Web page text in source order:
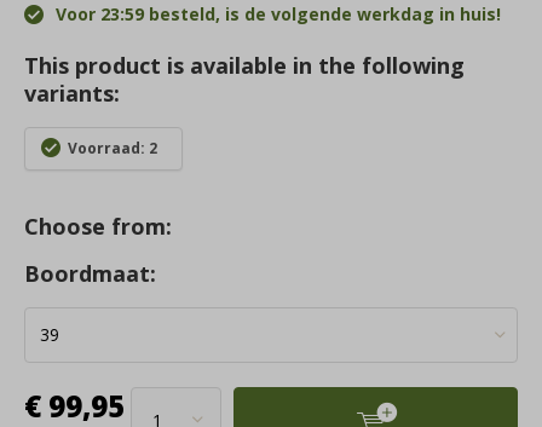
Voor 23:59 besteld, is de volgende werkdag in huis!
This product is available in the following
variants:
Voorraad: 2
Choose from:
Boordmaat:
€ 99,95